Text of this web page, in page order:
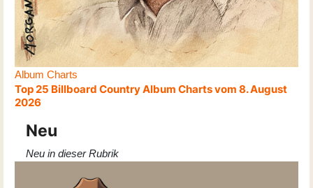
Album Charts
Top 25 Billboard Country Album Charts vom 8. August
2026
Neu
Neu in dieser Rubrik